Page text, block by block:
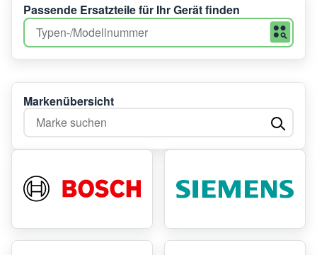
Passende Ersatzteile für Ihr Gerät finden
Markenübersicht
Marke suchen